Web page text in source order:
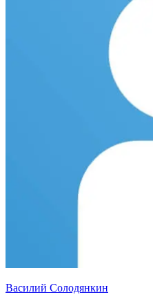
Василий Солодянкин